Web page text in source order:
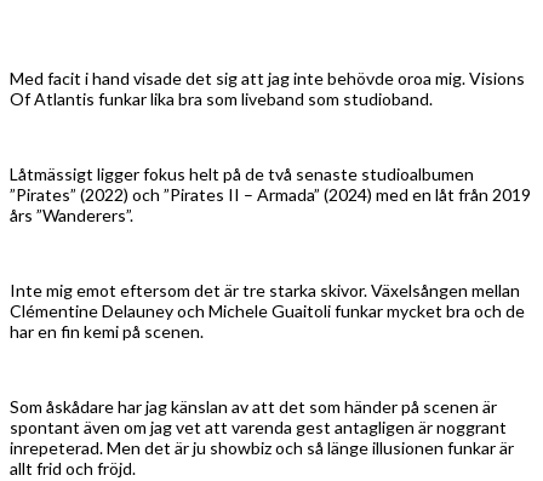
Med facit i hand visade det sig att jag inte behövde oroa mig. Visions
Of Atlantis funkar lika bra som liveband som studioband.
Låtmässigt ligger fokus helt på de två senaste studioalbumen
”Pirates” (2022) och ”Pirates II – Armada” (2024) med en låt från 2019
års ”Wanderers”.
Inte mig emot eftersom det är tre starka skivor. Växelsången mellan
Clémentine Delauney och Michele Guaitoli funkar mycket bra och de
har en fin kemi på scenen.
Som åskådare har jag känslan av att det som händer på scenen är
spontant även om jag vet att varenda gest antagligen är noggrant
inrepeterad. Men det är ju showbiz och så länge illusionen funkar är
allt frid och fröjd.